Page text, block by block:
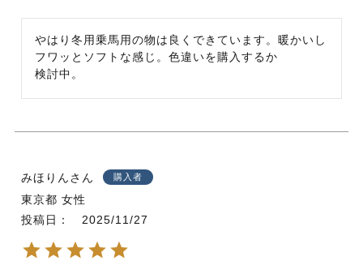
やはり冬用乗馬用の物は良くできています。暖かいし
フワッとソフトな感じ。色違いを購入するか
検討中。
みほりん 購入者
東京都 女性
投稿日
2025/11/27